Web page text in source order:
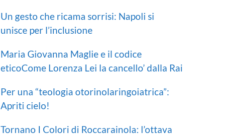
Un gesto che ricama sorrisi: Napoli si
unisce per l’inclusione
Maria Giovanna Maglie e il codice
eticoCome Lorenza Lei la cancello’ dalla Rai
Per una “teologia otorinolaringoiatrica”:
Apriti cielo!
Tornano I Colori di Roccarainola: l’ottava